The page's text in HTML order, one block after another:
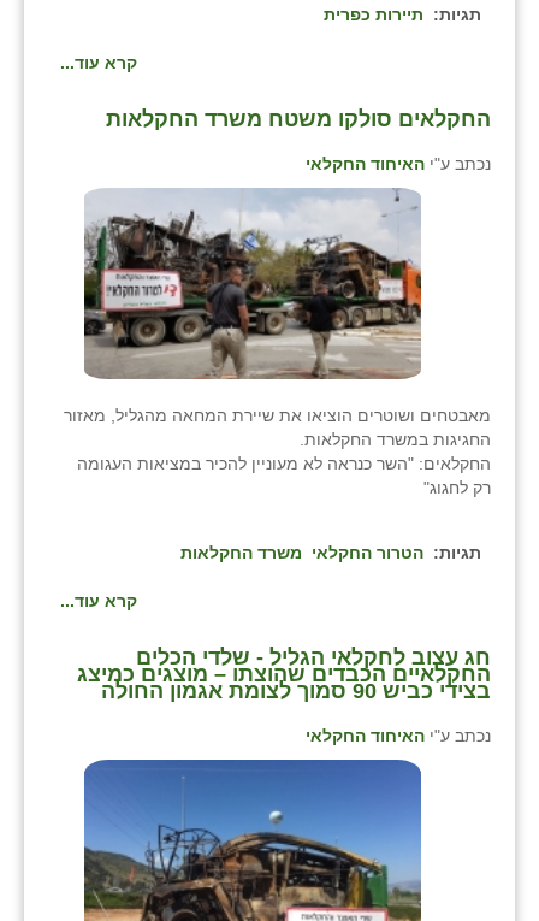
תגיות: תיירות כפרית
קרא עוד...
החקלאים סולקו משטח משרד החקלאות
נכתב ע"י האיחוד החקלאי
מאבטחים ושוטרים הוציאו את שיירת המחאה מהגליל, מאזור
החגיגות במשרד החקלאות.
החקלאים: "השר כנראה לא מעוניין להכיר במציאות העגומה
רק לחגוג"
תגיות: הטרור החקלאי משרד החקלאות
קרא עוד...
חג עצוב לחקלאי הגליל - שלדי הכלים
החקלאיים הכבדים שהוצתו – מוצגים כמיצג
בצידי כביש 90 סמוך לצומת אגמון החולה
נכתב ע"י האיחוד החקלאי